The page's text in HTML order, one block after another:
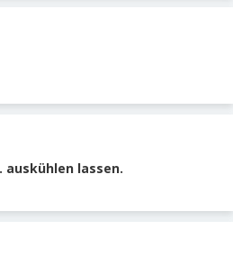
auskühlen lassen.